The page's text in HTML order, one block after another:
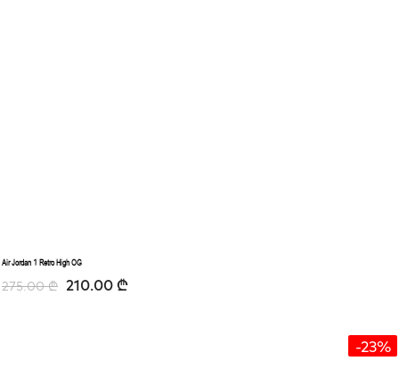
Air Jordan 1 Retro High OG
275.00₾ 210.00 ₾
-23%